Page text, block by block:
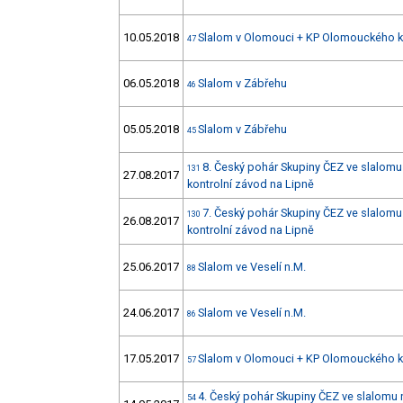
10.05.2018 47 Slalom v Olomouci + KP Olomouckého
06.05.2018 46 Slalom v Zábřehu
05.05.2018 45 Slalom v Zábřehu
27.08.2017 131 8. Český pohár Skupiny ČEZ ve
kontrolní závod na Lipně
26.08.2017 130 7. Český pohár Skupiny ČEZ ve
kontrolní závod na Lipně
25.06.2017 88 Slalom ve Veselí n.M.
24.06.2017 86 Slalom ve Veselí n.M.
17.05.2017 57 Slalom v Olomouci + KP Olomouckého
54 4. Český pohár Skupiny ČEZ ve slalomu